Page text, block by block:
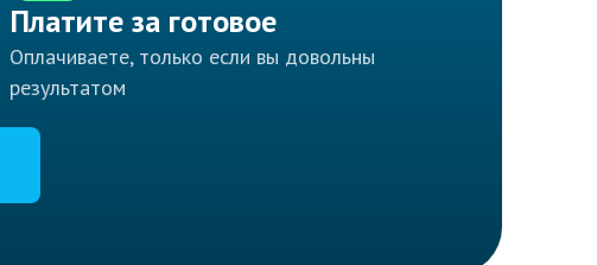
Платите за готовое
Оплачиваете, только если вы довольны
результатом